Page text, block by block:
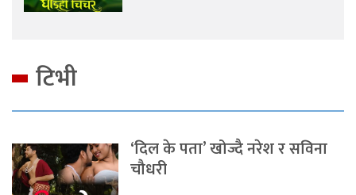
टिभी
‘दिल के पता’ खोज्दै नरेश र सविना
चौधरी